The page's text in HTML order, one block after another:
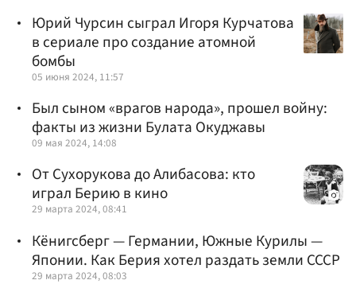
Юрий Чурсин сыграл Игоря Курчатова
в сериале про создание атомной
бомбы
05 июня 2024, 11:57
Был сыном «врагов народа», прошел войну:
факты из жизни Булата Окуджавы
09 мая 2024, 14:08
От Сухорукова до Алибасова: кто
играл Берию в кино
29 марта 2024, 08:41
Кёнигсберг — Германии, Южные Курилы —
Японии. Как Берия хотел раздать земли СССР
29 марта 2024, 08:03